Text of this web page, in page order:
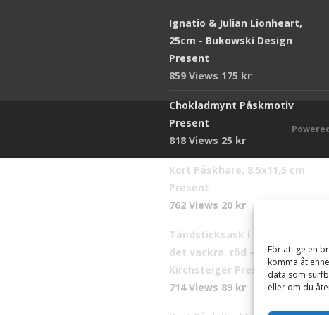
För att ge en
komma åt
data som
eller om du
Ignatio & Julian Lionheart,
25cm - Bukowski Design
Present
859 Views 175 kr
Chokladmynt Påskmotiv
Present
818 Views 25 kr
Kort Påskhare, 8,5x11,5 cm
Present
762 Views 20 kr
Tändsticksask I den enkla bor
det vackra, röd - Ernst
Kirchsteiger Present
714 Views 89 kr